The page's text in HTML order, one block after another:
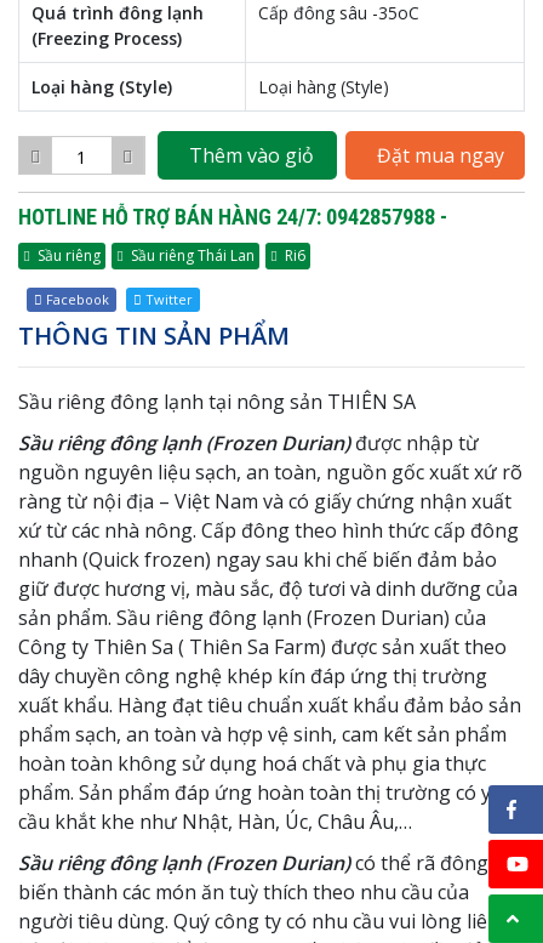
Quá trình đông lạnh
(Freezing Process)
Cấp đông sâu -35oC
Loại hàng (Style) Loại hàng (Style)
Thêm vào giỏ Đặt mua ngay
HOTLINE HỖ TRỢ BÁN HÀNG 24/7: 0942857988 -
Sầu riêng Sầu riêng Thái Lan Ri6
Facebook Twitter
THÔNG TIN SẢN PHẨM
Sầu riêng đông lạnh tại nông sản THIÊN SA
Sầu riêng đông lạnh (Frozen Durian)được nhập từ
nguồn nguyên liệu sạch, an toàn, nguồn gốc xuất xứ rõ
ràng từ nội địa – Việt Nam và có giấy chứng nhận xuất
xứ từ các nhà nông. Cấp đông theo hình thức cấp đông
nhanh (Quick frozen) ngay sau khi chế biến đảm bảo
giữ được hương vị, màu sắc, độ tươi và dinh dưỡng của
sản phẩm. Sầu riêng đông lạnh (Frozen Durian) của
Công ty Thiên Sa ( Thiên Sa Farm) được sản xuất theo
dây chuyền công nghệ khép kín đáp ứng thị trường
xuất khẩu. Hàng đạt tiêu chuẩn xuất khẩu đảm bảo sản
phẩm sạch, an toàn và hợp vệ sinh, cam kết sản phẩm
hoàn toàn không sử dụng hoá chất và phụ gia thực
phẩm. Sản phẩm đáp ứng hoàn toàn thị trường có yêu
cầu khắt khe như Nhật, Hàn, Úc, Châu Âu,…
Sầu riêng đông lạnh (Frozen Durian)có thể rã đông chế
biến thành các món ăn tuỳ thích theo nhu cầu của
người tiêu dùng. Quý công ty có nhu cầu vui lòng liên